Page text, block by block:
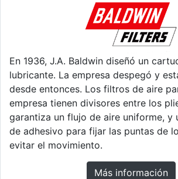
En 1936, J.A. Baldwin diseñó un
lubricante. La empresa despegó y
desde entonces. Los filtros de aire
empresa tienen divisores entre los
garantiza un flujo de aire uniforme, y
de adhesivo para fijar las puntas de
evitar el movimiento.
Más información